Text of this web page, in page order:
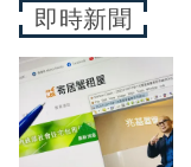
即時新聞